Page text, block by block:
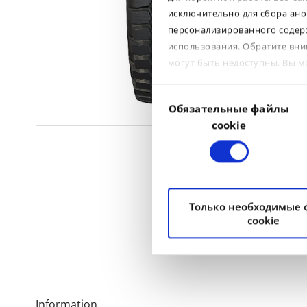
исключительно для сбора
персонализированного
использования. Обратите
могут быть недоступны. Вы
согласия
Обязательные файлы
cookie
Только необходимые
cookie